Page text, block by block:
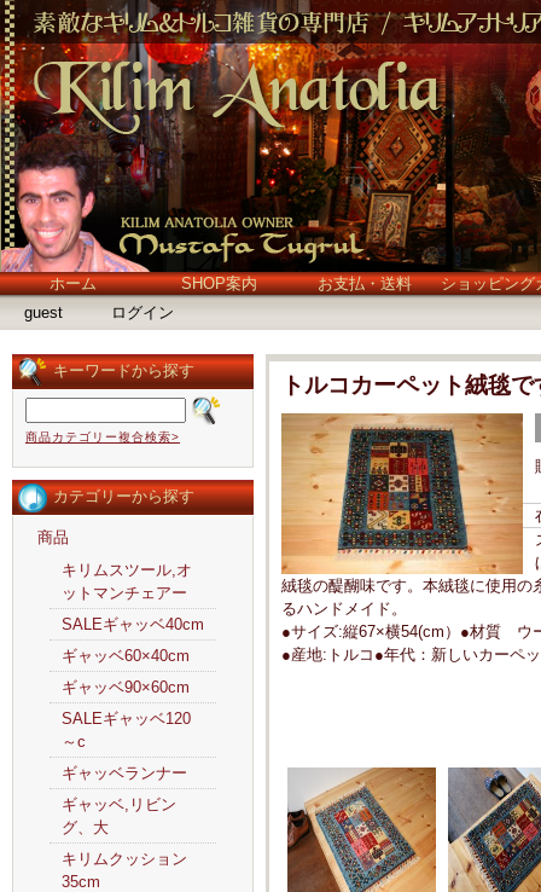
ホーム SHOP案内 お支払・送料
ショッピング
guest
ログイン
キーワードから探す
商品カテゴリー複合検索>
カテゴリーから探す
商品
キリムスツール,オ
ットマンチェアー
SALEギャッベ40cm
ギャッベ60×40cm
ギャッベ90×60cm
SALEギャッベ120
～c
ギャッベランナー
ギャッベ,リビン
グ、大
キリムクッション
35cm
トルコカーペット絨毯で
絨毯の醍醐味です。本絨毯に使用
るハンドメイド。
●サイズ:縦67×横54(cm）●材質 ウ
●産地:トルコ●年代：新しいカーペ